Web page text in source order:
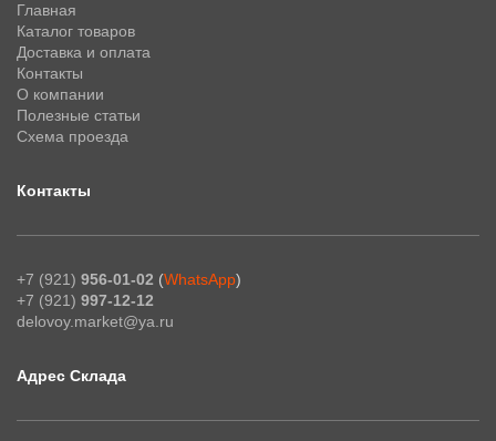
Главная
Каталог товаров
Доставка и оплата
Контакты
О компании
Полезные статьи
Схема проезда
Контакты
+7 (921) 956-01-02 (WhatsApp)
+7 (921) 997-12-12
delovoy.market@ya.ru
Адрес Склада